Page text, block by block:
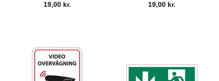
19,00 kr.
19,00 kr.